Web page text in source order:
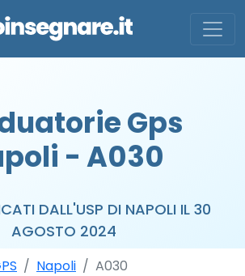
Gps
- A030
DALL'USP DI NAPOLI IL 30
AGOSTO 2024
Napoli A030